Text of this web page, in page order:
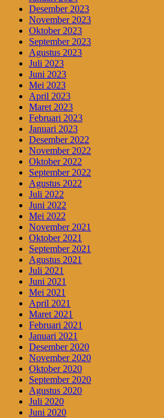
Desember 2023
November 2023
Oktober 2023
September 2023
Agustus 2023
Juli 2023
Juni 2023
Mei 2023
April 2023
Maret 2023
Februari 2023
Januari 2023
Desember 2022
November 2022
Oktober 2022
September 2022
Agustus 2022
Juli 2022
Juni 2022
Mei 2022
November 2021
Oktober 2021
September 2021
Agustus 2021
Juli 2021
Juni 2021
Mei 2021
April 2021
Maret 2021
Februari 2021
Januari 2021
Desember 2020
November 2020
Oktober 2020
September 2020
Agustus 2020
Juli 2020
Juni 2020